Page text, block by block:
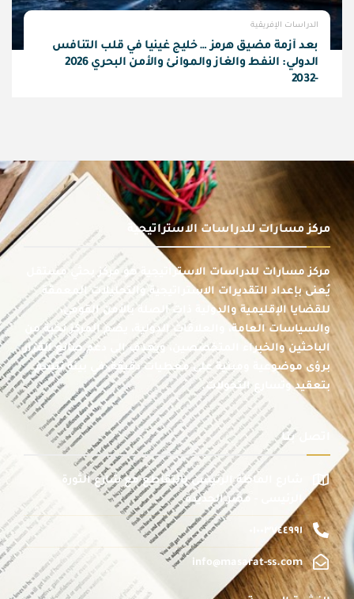
الدراسات الإفريقية
بعد أزمة مضيق هرمز … خليج غينيا في قلب التنافس
الدولي: النفط والغاز والموانئ والأمن البحري 2026
-2032
مركز مسارات للدراسات الاستراتيجية
مركز مسارات للدراسات الاستراتيجية هو مركز بحثي مستقل
يُعنى بإعداد التقديرات الاستراتيجية والتحليلات المعمقة
للقضايا الإقليمية والدولية ذات الصلة بالأمن القومي،
والسياسات العامة، والعلاقات الدولية، يضم المركز نخبة من
الباحثين والخبراء المتخصصين، ويهدف إلى دعم صانع القرار
برؤى موضوعية ومبنية على معطيات دقيقة، في بيئة تتسم
بتعقيد وتسارع التحولات.
اتصل بنا
شارع الماظة الرئيسى بالتقاطع مع شارع الثورة
الرئيسى - مصر الجديدة
٠١٠٠٣٧٤٤٩٩١
info@masarat-ss.com